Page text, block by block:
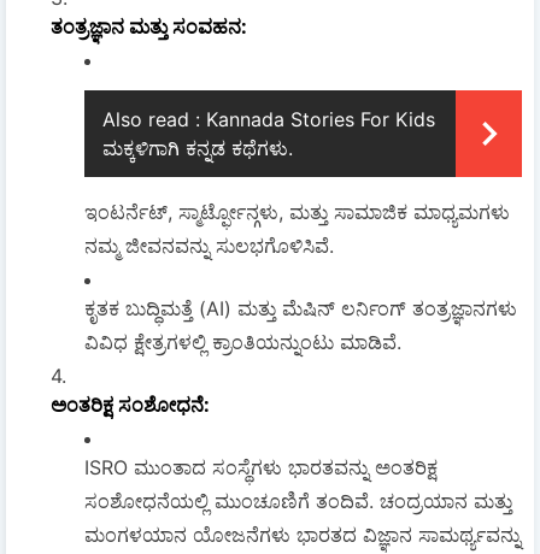
ತಂತ್ರಜ್ಞಾನ ಮತ್ತು ಸಂವಹನ:
Also read : Kannada Stories For Kids
ಮಕ್ಕಳಿಗಾಗಿ ಕನ್ನಡ ಕಥೆಗಳು.
ಇಂಟರ್ನೆಟ್, ಸ್ಮಾರ್ಟ್ಫೋನ್ಗಳು, ಮತ್ತು ಸಾಮಾಜಿಕ ಮಾಧ್ಯಮಗಳು
ನಮ್ಮ ಜೀವನವನ್ನು ಸುಲಭಗೊಳಿಸಿವೆ.
ಕೃತಕ ಬುದ್ಧಿಮತ್ತೆ (AI) ಮತ್ತು ಮೆಷಿನ್ ಲರ್ನಿಂಗ್ ತಂತ್ರಜ್ಞಾನಗಳು
ವಿವಿಧ ಕ್ಷೇತ್ರಗಳಲ್ಲಿ ಕ್ರಾಂತಿಯನ್ನುಂಟು ಮಾಡಿವೆ.
ಅಂತರಿಕ್ಷ ಸಂಶೋಧನೆ:
ISRO ಮುಂತಾದ ಸಂಸ್ಥೆಗಳು ಭಾರತವನ್ನು ಅಂತರಿಕ್ಷ
ಸಂಶೋಧನೆಯಲ್ಲಿ ಮುಂಚೂಣಿಗೆ ತಂದಿವೆ. ಚಂದ್ರಯಾನ ಮತ್ತು
ಮಂಗಳಯಾನ ಯೋಜನೆಗಳು ಭಾರತದ ವಿಜ್ಞಾನ ಸಾಮರ್ಥ್ಯವನ್ನು